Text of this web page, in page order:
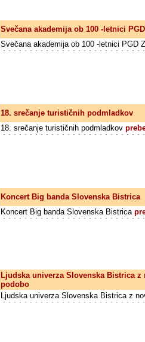
Svečana akademija ob 100 -letnici
Svečana akademija ob 100 -letnici PGD
18. srečanje turističnih podmladkov
18. srečanje turističnih podmladkov
Koncert Big banda Slovenska Bistrica
Koncert Big banda Slovenska Bistrica
Ljudska univerza Slovenska Bistrica z
podobo
Ljudska univerza Slovenska Bistrica z